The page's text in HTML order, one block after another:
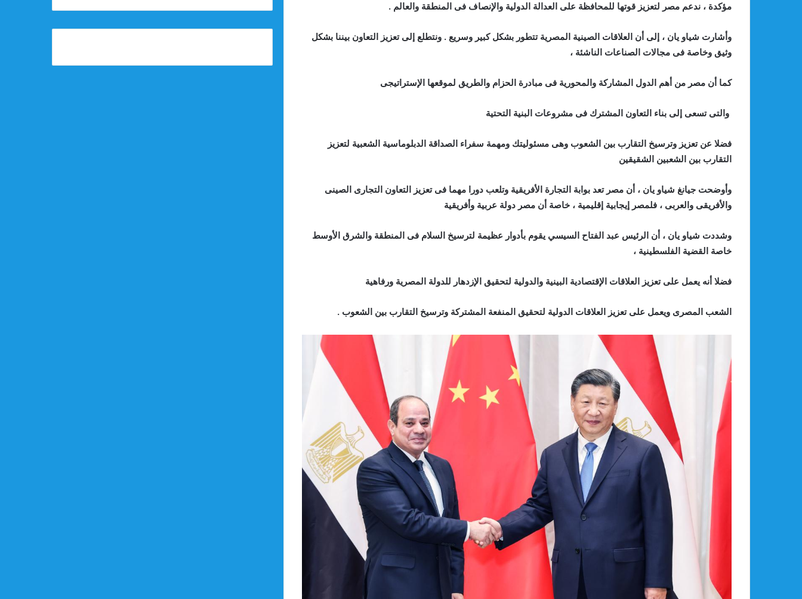
مؤكدة ، ندعم مصر لتعزيز قوتها للمحافظة على العدالة الدولية والإنصاف فى المنطقة والعالم .
وأشارت شياو يان ، إلى أن العلاقات الصينية المصرية تتطور بشكل كبير وسريع . ونتطلع إلى تعزيز التعاون بيننا بشكل
وثيق وخاصة فى مجالات الصناعات الناشئة ،
كما أن مصر من أهم الدول المشاركة والمحورية فى مبادرة الحزام والطريق لموقعها الإستراتيجى
والتى تسعى إلى بناء التعاون المشترك فى مشروعات البنية التحتية
فضلا عن تعزيز وترسيخ التقارب بين الشعوب وهى مسئوليتك ومهمة سفراء الصداقة الدبلوماسية الشعبية لتعزيز
التقارب بين الشعبين الشقيقين
وأوضحت جيانغ شياو يان ، أن مصر تعد بوابة التجارة الأفريقية وتلعب دورا مهما فى تعزيز التعاون التجارى الصينى
والأفريقى والعربى ، فلمصر إيجابية إقليمية ، خاصة أن مصر دولة عربية وأفريقية
وشددت شياو يان ، أن الرئيس عبد الفتاح السيسي يقوم بأدوار عظيمة لترسيخ السلام فى المنطقة والشرق الأوسط
خاصة القضية الفلسطينية ،
فضلا أنه يعمل على تعزيز العلاقات الإقتصادية البينية والدولية لتحقيق الإزدهار للدولة المصرية ورفاهية
الشعب المصرى ويعمل على تعزيز العلاقات الدولية لتحقيق المنفعة المشتركة وترسيخ التقارب بين الشعوب .